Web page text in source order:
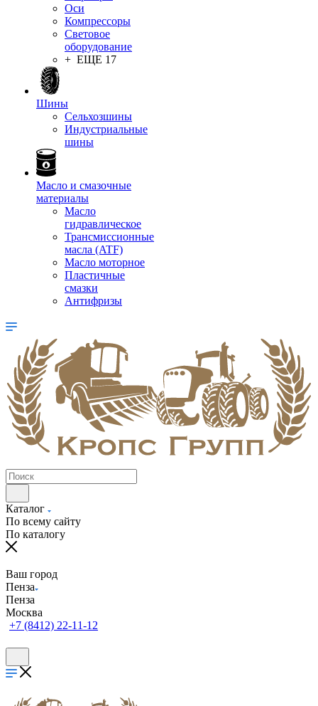
Оси
Компрессоры
Световое
оборудование
+ ЕЩЕ 17
Шины
Сельхозшины
Индустриальные
шины
Масло и смазочные
материалы
Масло
гидравлическое
Трансмиссионные
масла (ATF)
Масло моторное
Пластичные
смазки
Антифризы
Каталог
По всему сайту
По каталогу
Ваш город
Пенза
Пенза
Москва
+7 (8412) 22-11-12